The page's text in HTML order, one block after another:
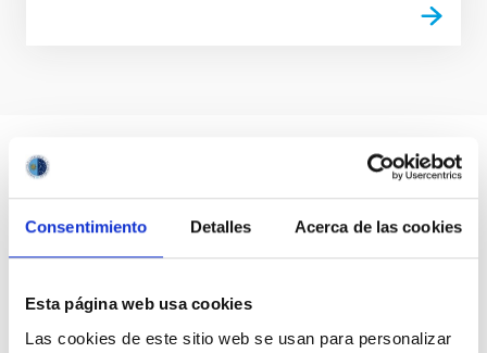
Consentimiento Detalles Acerca de las cookies
Esta página web usa cookies
Las cookies de este sitio web se usan para personalizar